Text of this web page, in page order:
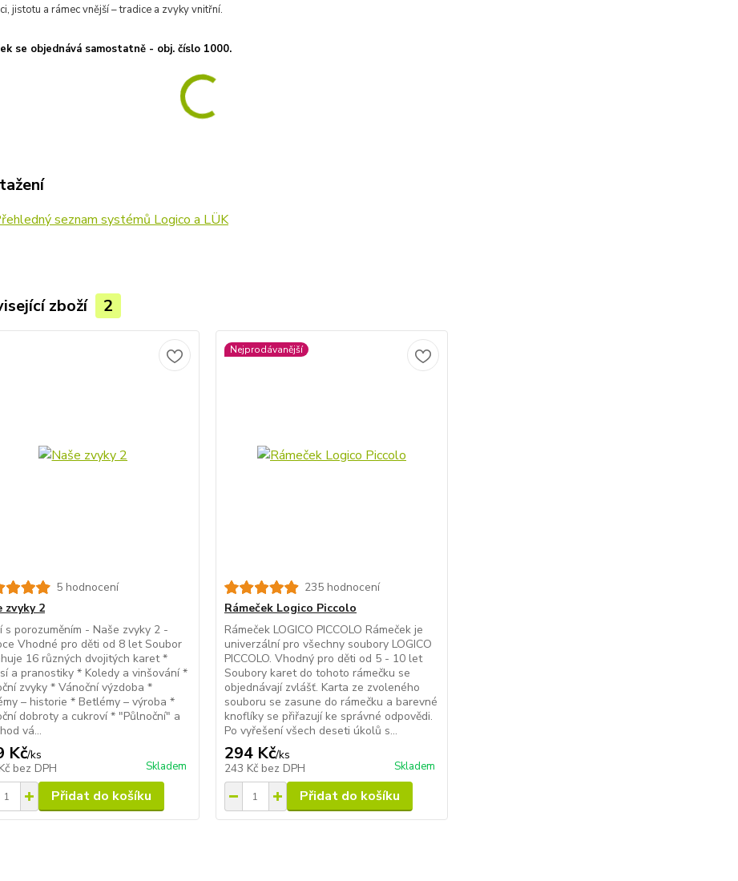
jistotu a rámec vnější – tradice a zvyky vnitřní.
se objednává samostatně - obj. číslo 1000.
seznam systémů Logico a LÜK
zboží 2
5 hodnocení
zvyky 2
s porozuměním - Naše zvyky 2 -
Vhodné pro děti od 8 let Soubor
16 různých dvojitých karet *
a pranostiky * Koledy a vinšování *
zvyky * Vánoční výzdoba *
– historie * Betlémy – výroba *
dobroty a cukroví * "Půlnoční" a
vá...
Kč/ks
bez DPH Skladem
Přidat do košíku
Nejprodávanější
235 hodnocení
Rámeček Logico Piccolo
Rámeček LOGICO PICCOLO Rámeček je
univerzální pro všechny soubory LOGICO
PICCOLO. Vhodný pro děti od 5 - 10 let
Soubory karet do tohoto rámečku se
objednávají zvlášť. Karta ze zvoleného
souboru se zasune do rámečku a barevné
knoflíky se přiřazují ke správné odpovědi.
Po vyřešení všech deseti úkolů s...
294 Kč/ks
243 Kč bez DPH Skladem
Přidat do košíku